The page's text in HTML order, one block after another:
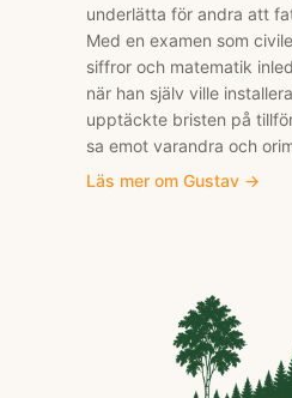
underlätta för andra att
Med en examen som
siffror och matematik
när han själv ville
upptäckte bristen på
sa emot varandra och
Läs mer om Gustav →